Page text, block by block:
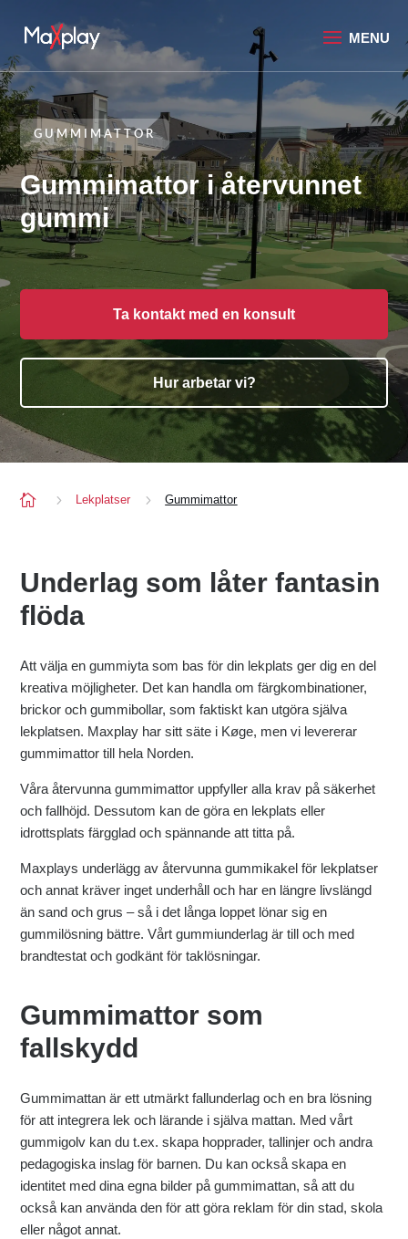
GUMMIMATTOR
Gummimattor i återvunnet
gummi
Ta kontakt med en konsult
Hur arbetar vi?
 5 Lekplatser 5 Gummimattor
Underlag som låter fantasin
flöda
Att välja en gummiyta som bas för din lekplats ger dig en del
kreativa möjligheter. Det kan handla om färgkombinationer,
brickor och gummibollar, som faktiskt kan utgöra själva
lekplatsen. Maxplay har sitt säte i Køge, men vi levererar
gummimattor till hela Norden.
Våra återvunna gummimattor uppfyller alla krav på säkerhet
och fallhöjd. Dessutom kan de göra en lekplats eller
idrottsplats färgglad och spännande att titta på.
Maxplays underlägg av återvunna gummikakel för lekplatser
och annat kräver inget underhåll och har en längre livslängd
än sand och grus – så i det långa loppet lönar sig en
gummilösning bättre. Vårt gummiunderlag är till och med
brandtestat och godkänt för taklösningar.
Gummimattor som
fallskydd
Gummimattan är ett utmärkt fallunderlag och en bra lösning
för att integrera lek och lärande i själva mattan. Med vårt
gummigolv kan du t.ex. skapa hopprader, tallinjer och andra
pedagogiska inslag för barnen. Du kan också skapa en
identitet med dina egna bilder på gummimattan, så att du
också kan använda den för att göra reklam för din stad, skola
eller något annat.